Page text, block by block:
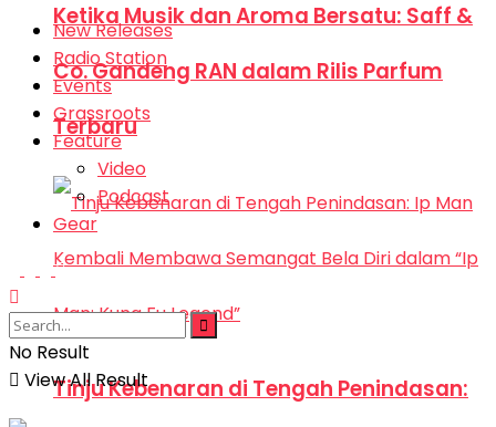
Ketika Musik dan Aroma Bersatu: Saff &
Co. Gandeng RAN dalam Rilis Parfum
Terbaru
Tinju Kebenaran di Tengah Penindasan:
New Releases
Radio Station
Events
Grassroots
Feature
Video
Podcast
Gear
No Result
View All Result